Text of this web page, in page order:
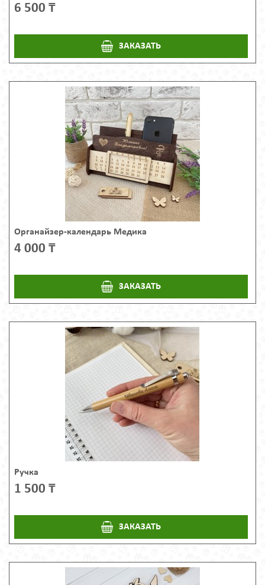
6 500 ₸
ЗАКАЗАТЬ
Органайзер-календарь Медика
4 000 ₸
ЗАКАЗАТЬ
Ручка
1 500 ₸
ЗАКАЗАТЬ